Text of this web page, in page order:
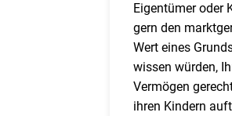
Eigentümer oder
gern den
Wert eines
wissen würden,
Vermögen
ihren Kindern